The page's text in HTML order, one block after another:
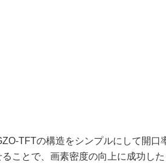
TFTの構造をシンプルにして開口
ることで、画素密度の向上に成功した